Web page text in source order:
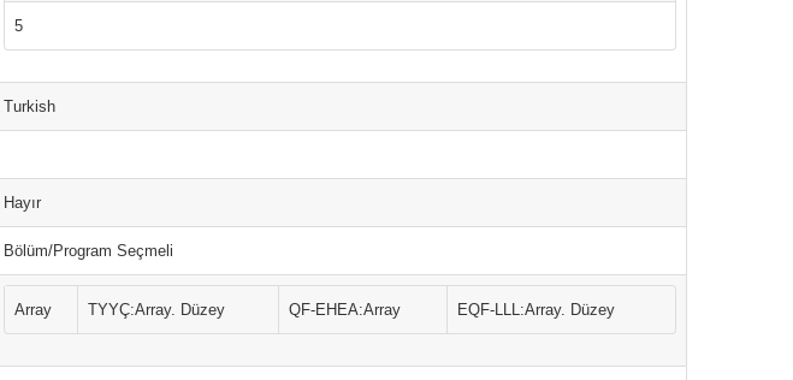
5
Turkish
Hayır
Bölüm/Program Seçmeli
Array TYYÇ:Array. Düzey QF-EHEA:Array EQF-LLL:Array. Düzey